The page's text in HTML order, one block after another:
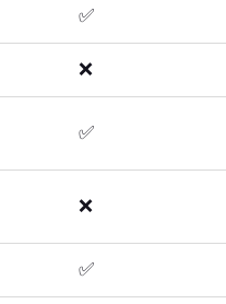
✅
❌
✅
❌
✅